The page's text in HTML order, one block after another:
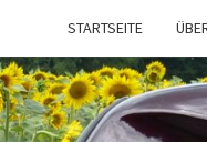
STARTSEITE